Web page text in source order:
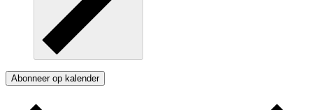
Abonneer op kalender